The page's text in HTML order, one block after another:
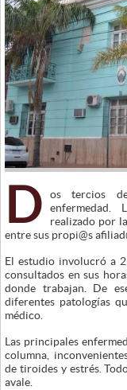
D
os tercios
enfermedad.
realizado por
entre sus propi@s
El estudio involucró a
consultados en sus
donde trabajan. De
diferentes patologías
médico.
Las principales
columna,
de tiroides y estrés.
avale.